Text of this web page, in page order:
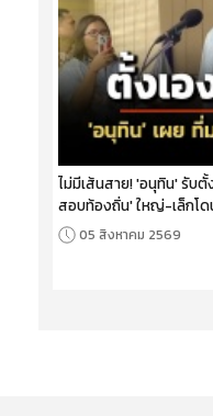
ไม่มีเส้นสาย! 'อนุทิน' รับ
สอบท้องถิ่น' ใหญ่-เล็กโ
05 สิงหาคม 2569